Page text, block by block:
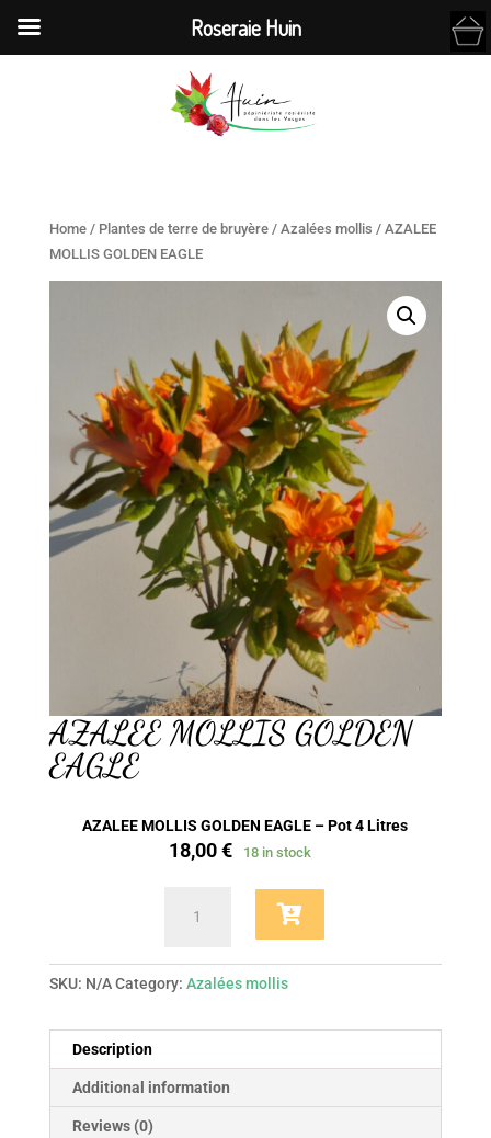
Home/ Plantes de terre de bruyère/ Azalées mollis / AZALEE
MOLLIS GOLDEN EAGLE
AZALEE MOLLIS GOLDEN
EAGLE
AZALEE MOLLIS GOLDEN EAGLE – Pot 4 Litres
18,00 € 18 in stock
MOLLIS
SKU: N/A Category: Azalées mollis
Description
Additional information
Reviews (0)
Roseraie Huin